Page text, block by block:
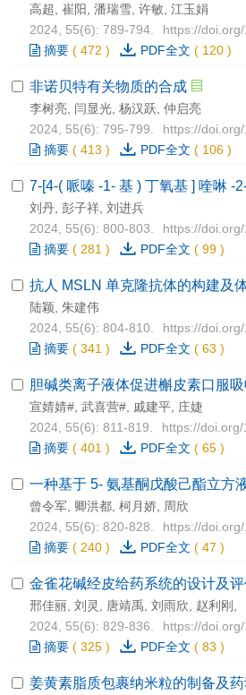
高超, 崔阳, 潘瑞雪, 许敏, 江玉娟
2024, 55(6): 789-794.
https://
摘要 ( 472 ) PDF全文 ( 120 )
非诺贝特有关物质的合成
李树亮, 闫显光, 杨汉跃, 仲启亮
2024, 55(6): 795-799.
https://
摘要 ( 413 ) PDF全文 ( 106 )
7-[4-( 哌嗪 -1- 基 ) 丁氧基 ] 喹啉 -
刘丹, 彭子祥, 刘进兵
2024, 55(6): 800-803.
https://
摘要 ( 281 ) PDF全文 ( 99 )
抗人 MSLN 单克隆抗体的构建及
陆颖, 朱建伟
2024, 55(6): 804-810.
https://
摘要 ( 341 ) PDF全文 ( 63 )
胆碱类离子液体促进槲皮素口服
宣婧婧#, 武喜营#, 戚建平, 庄婕
2024, 55(6): 811-819.
https://
摘要 ( 401 ) PDF全文 ( 65 )
一种基于 5- 氨基酮戊酸己酯立方
曾令军, 卿洪都, 柯月娇, 周欣
2024, 55(6): 820-828.
https://
摘要 ( 240 ) PDF全文 ( 47 )
金雀花碱经皮给药系统的设计及评
邢佳丽, 刘灵, 唐靖禹, 刘雨欣, 赵利刚,
2024, 55(6): 829-836.
https://
摘要 ( 325 ) PDF全文 ( 83 )
姜黄素脂质包裹纳米粒的制备及